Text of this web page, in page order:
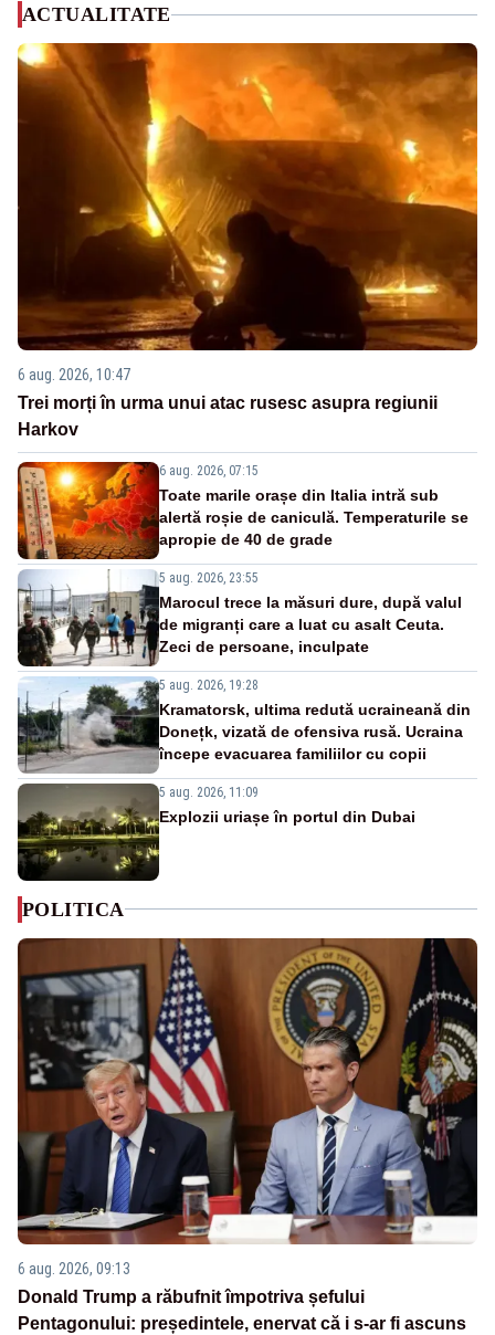
ACTUALITATE
6 aug. 2026, 10:47
Trei morți în urma unui atac rusesc asupra regiunii
Harkov
6 aug. 2026, 07:15
Toate marile orașe din Italia intră sub
alertă roșie de caniculă. Temperaturile se
apropie de 40 de grade
5 aug. 2026, 23:55
Marocul trece la măsuri dure, după valul
de migranți care a luat cu asalt Ceuta.
Zeci de persoane, inculpate
5 aug. 2026, 19:28
Kramatorsk, ultima redută ucraineană din
Donețk, vizată de ofensiva rusă. Ucraina
începe evacuarea familiilor cu copii
5 aug. 2026, 11:09
Explozii uriașe în portul din Dubai
POLITICA
6 aug. 2026, 09:13
Donald Trump a răbufnit împotriva șefului
Pentagonului: președintele, enervat că i s-ar fi ascuns